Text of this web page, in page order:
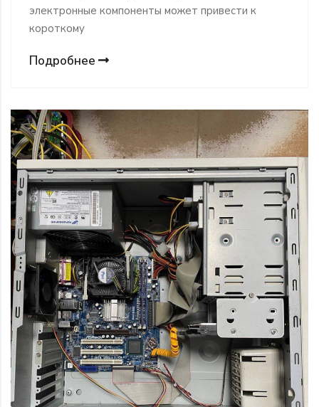
электронные компоненты может привести к
короткому
Подробнее